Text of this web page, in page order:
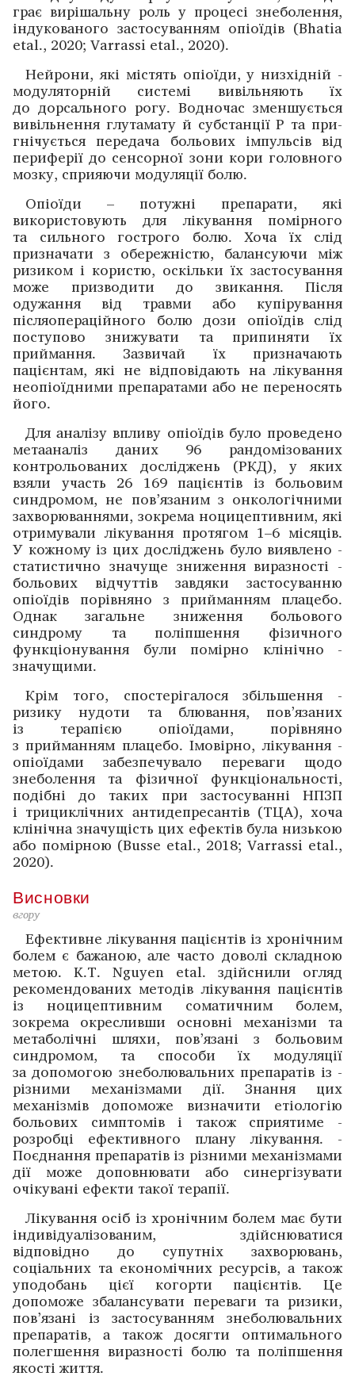
грає вирішальну роль у процесі знеболення,
індукованого ­застосуванням опіо­їдів (Bhatia
etal., 2020; Varrassi etal., 2020).
Нейрони, які містять опіоїди, у низхідній ­
модулятор­ній системі вивільняють їх
до дорсального рогу. Вод­но­час зменшується
вивільнення глутамату й субстанції P та при­
гнічується передача больових імпульсів від
пери­ферії до сенсорної зони кори головного
мозку, ­сприяючи модуляції болю.
Опіоїди – потужні препарати, які
використовують для лікування помірного
та сильного гострого болю. Хоча їх слід
призначати з обережністю, балансуючи між
ризиком і користю, оскільки їх застосування
може призводити до звикання. Після
одужання від травми або ­купірування
післяопераційного болю дози опіоїдів слід
поступово знижувати та припиняти їх
приймання. Зазвичай їх призначають
пацієнтам, які не відповідають на лікування
неопіо­їдними препаратами або не переносять
його.
Для аналізу впливу опіоїдів було проведено
метааналіз даних 96 рандомізованих
контрольованих дослі­джень (РКД), у яких
взяли участь 26 169 пацієнтів із больовим
синдромом, не пов’язаним з онкологічними
захворюваннями, зокрема ноцицептивним, які
отримували ­лікування протягом 1–6 місяців.
У кожному із цих дослі­джень було вияв­лено ­
статистично значуще зниження виразності ­
больових відчуттів завдяки застосуванню
опіоїдів порів­няно з прийманням плацебо.
Однак загальне зниження больового
синдрому та поліпшення фізичного
функціону­вання були помірно клінічно ­
значущими.
Крім того, спостерігалося збільшення ­
ризику нудоти та блювання, пов’язаних
із терапією опіоїдами, ­порівняно
з прийманням плацебо. Імовірно, лікування ­
опіоїдами ­забезпечувало переваги щодо
знеболення та фізичної функціональності,
подібні до таких при ­застосуванні НПЗП
і трициклічних антидепресантів (ТЦА), хоча
клінічна значущість цих ефектів була низькою
або помір­ною (Busse etal., 2018; Varrassi etal.,
2020).
Висновки
вгору
Ефективне лікування пацієнтів із хронічним
­болем є бажаною, але часто доволі складною
метою. K.T. Nguyen etal. здійснили огляд
рекомендованих методів ­лікування пацієнтів
із ноцицептивним соматичним болем,
зокрема окрес­ливши основні механізми та
метаболічні шляхи, пов’язані з ­больовим
синдромом, та способи їх ­модуляції
за допомогою знеболювальних препаратів із ­
різними ­механізмами дії. Знання цих
механізмів допоможе визначити етіо­логію
больо­вих симптомів і також ­сприятиме ­
розробці ефективного плану ліку­вання. ­
Поєднання препаратів із різними механізмами
дії може доповнювати або синергізувати
очікувані ефекти такої терапії. ­
Лікування осіб із хронічним болем має бути
індивідуа­лізованим, здійсню­ватися
відповідно до супутніх захворювань,
соціальних та економічних ресурсів, а ­також
уподобань цієї когорти пацієнтів. Це
допоможе ­збалансувати пере­ваги та ­ризики,
пов’язані із застосуванням знеболю­вальних
препаратів, а також досягти оптимального
полег­шення виразності болю та поліпшення
якості життя.